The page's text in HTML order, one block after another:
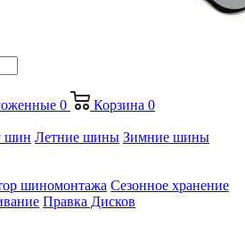
0 Корзина 0
шин Летние шины Зимние шины
шиномонтажа Сезонное хранение
Правка Дисков